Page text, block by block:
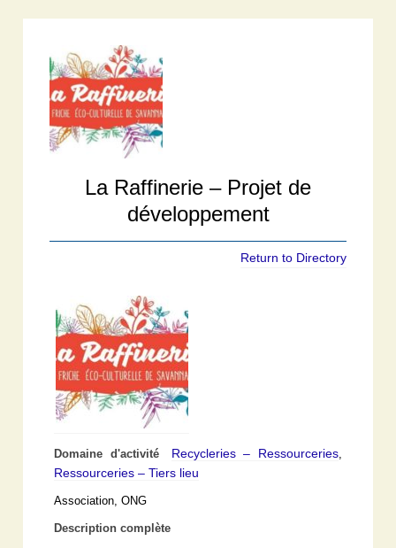
La Raffinerie – Projet de
développement
Return to Directory
Domaine d'activité Recycleries – Ressourceries,
Ressourceries – Tiers lieu
Association, ONG
Description complète